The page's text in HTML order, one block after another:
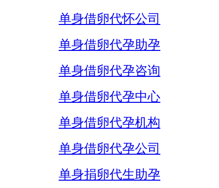
单身借卵代怀公司
单身借卵代孕助孕
单身借卵代孕咨询
单身借卵代孕中心
单身借卵代孕机构
单身借卵代孕公司
单身捐卵代生助孕